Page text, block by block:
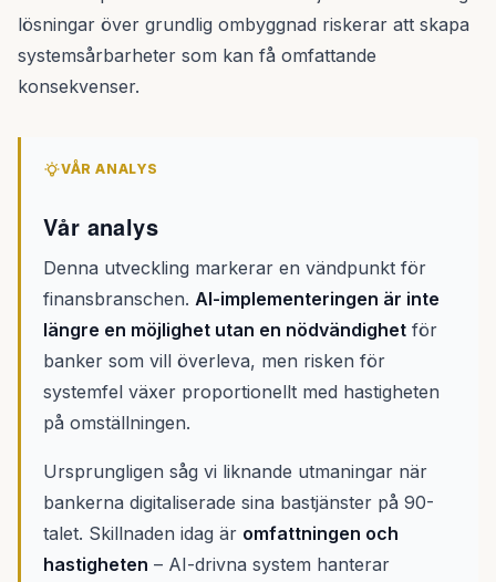
lösningar över grundlig ombyggnad riskerar att skapa
systemsårbarheter som kan få omfattande
konsekvenser.
VÅR ANALYS
Vår analys
Denna utveckling markerar en vändpunkt för
finansbranschen. AI-implementeringen är inte
längre en möjlighet utan en nödvändighet för
banker som vill överleva, men risken för
systemfel växer proportionellt med hastigheten
på omställningen.
Ursprungligen såg vi liknande utmaningar när
bankerna digitaliserade sina bastjänster på 90-
talet. Skillnaden idag är omfattningen och
hastigheten – AI-drivna system hanterar